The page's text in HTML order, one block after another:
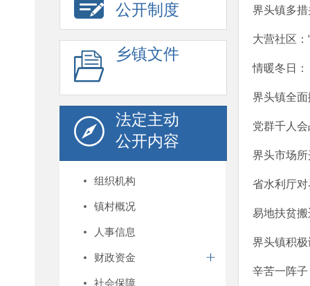
公开制度
乡镇文件
法定主动
公开内容
组织机构
镇村概况
人事信息
财政资金
社会保障
界头镇多
大营社区：
情暖冬日
界头镇全面
党群千人
界头市场
省水利厅
易地扶贫
界头镇积
辛苦一阵